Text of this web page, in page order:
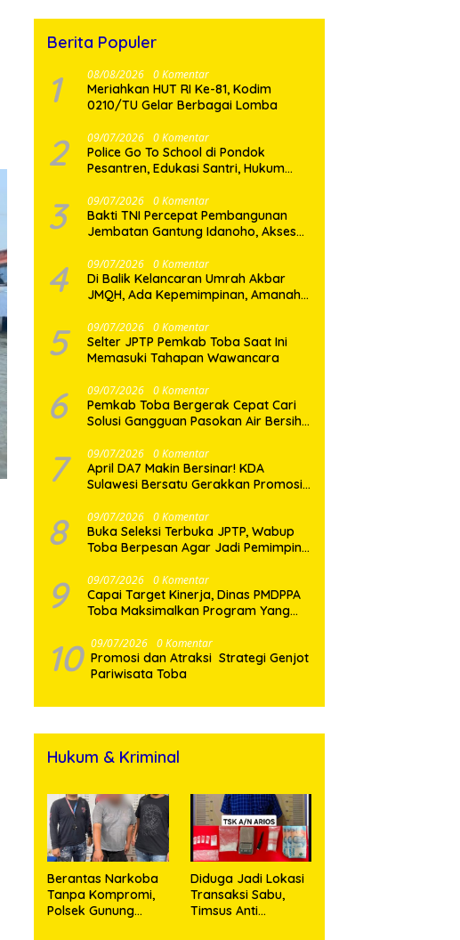
Berita Populer
1 08/08/2026 0 Komentar
Meriahkan HUT RI Ke-81, Kodim
0210/TU Gelar Berbagai Lomba
2 09/07/2026 0 Komentar
Police Go To School di Pondok
Pesantren, Edukasi Santri, Hukum
Muda
3 09/07/2026 0 Komentar
Bakti TNI Percepat Pembangunan
Jembatan Gantung Idanoho, Akses
Pulih
4 09/07/2026 0 Komentar
Di Balik Kelancaran Umrah Akbar
JMQH, Ada Kepemimpinan, Amanah,
5 09/07/2026 0 Komentar
Selter JPTP Pemkab Toba Saat Ini
Memasuki Tahapan Wawancara
6 09/07/2026 0 Komentar
Pemkab Toba Bergerak Cepat Cari
Solusi Gangguan Pasokan Air Bersih
7 09/07/2026 0 Komentar
April DA7 Makin Bersinar! KDA
Sulawesi Bersatu Gerakkan Promosi
8 09/07/2026 0 Komentar
Buka Seleksi Terbuka JPTP, Wabup
Toba Berpesan Agar Jadi Pemimpin
9 09/07/2026 0 Komentar
Capai Target Kinerja, Dinas PMDPPA
Toba Maksimalkan Program Yang
10 09/07/2026 0 Komentar
Promosi dan Atraksi Strategi Genjot
Pariwisata Toba
Hukum & Kriminal
Berantas Narkoba
Tanpa Kompromi,
Polsek Gunung
Diduga Jadi Lokasi
Transaksi Sabu,
Timsus Anti